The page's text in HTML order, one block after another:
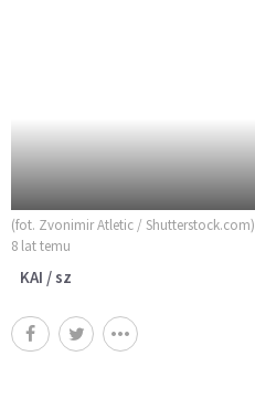
(fot. Zvonimir Atletic / Shutterstock.com)
8 lat temu
KAI / sz